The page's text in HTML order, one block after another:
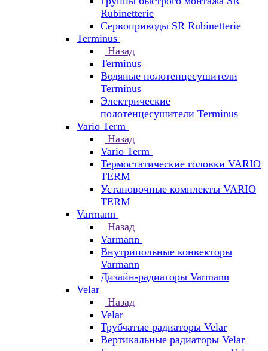
Rubinetterie
Сервоприводы SR Rubinetterie
Terminus
Назад
Terminus
Водяные полотенцесушители
Terminus
Электрические
полотенцесушители Terminus
Vario Term
Назад
Vario Term
Термостатические головки VARIO
TERM
Установочные комплекты VARIO
TERM
Varmann
Назад
Varmann
Внутрипольные конвекторы
Varmann
Дизайн-радиаторы Varmann
Velar
Назад
Velar
Трубчатые радиаторы Velar
Вертикальные радиаторы Velar